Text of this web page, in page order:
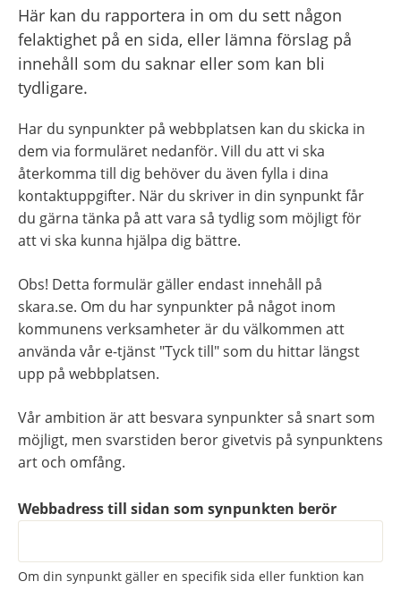
Här kan du rapportera in om du sett någon
felaktighet på en sida, eller lämna förslag på
innehåll som du saknar eller som kan bli
tydligare.
Har du synpunkter på webbplatsen kan du skicka in
dem via formuläret nedanför. Vill du att vi ska
återkomma till dig behöver du även fylla i dina
kontaktuppgifter. När du skriver in din synpunkt får
du gärna tänka på att vara så tydlig som möjligt för
att vi ska kunna hjälpa dig bättre.
Obs! Detta formulär gäller endast innehåll på
skara.se. Om du har synpunkter på något inom
kommunens verksamheter är du välkommen att
använda vår e-tjänst "Tyck till" som du hittar längst
upp på webbplatsen.
Vår ambition är att besvara synpunkter så snart som
möjligt, men svarstiden beror givetvis på synpunktens
art och omfång.
Webbadress till sidan som synpunkten berör
Om din synpunkt gäller en specifik sida eller funktion kan